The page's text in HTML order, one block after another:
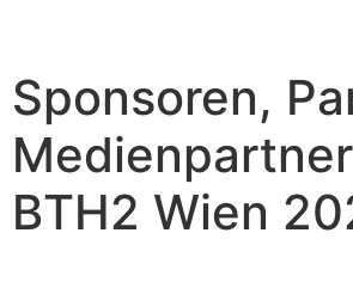
Sponsoren,
BTH2 Wien